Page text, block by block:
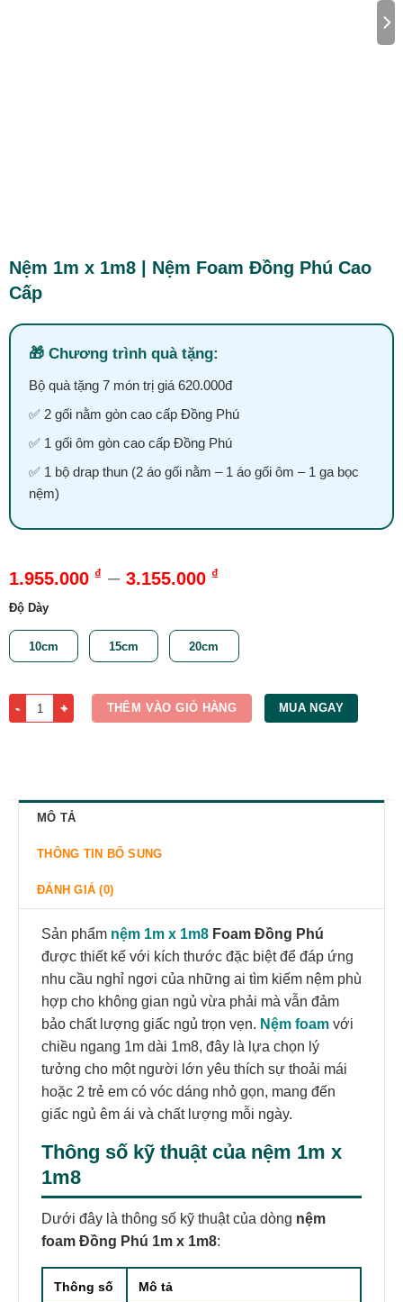
Nệm 1m x 1m8 | Nệm Foam Đồng Phú Cao
Cấp
Chương trình quà tặng:
Bộ quà tặng 7 món trị giá 620.000đ
✅ 2 gối nằm gòn cao cấp Đồng Phú
✅ 1 gối ôm gòn cao cấp Đồng Phú
✅ 1 bộ drap thun (2 áo gối nằm – 1 áo gối ôm – 1 ga bọc
nệm)
1.955.000 ₫ – 3.155.000 ₫
Độ Dày
10cm 15cm 20cm
Nệm 1m x 1m8 | Nệm Foam Đồng Phú Cao Cấp số lượng
THÊM VÀO GIỎ HÀNG MUA NGAY
MÔ TẢ
THÔNG TIN BỔ SUNG
ĐÁNH GIÁ (0)
Sản phẩm nệm 1m x 1m8 Foam Đồng Phú
được thiết kế với kích thước đặc biệt để đáp ứng
nhu cầu nghỉ ngơi của những ai tìm kiếm nệm phù
hợp cho không gian ngủ vừa phải mà vẫn đảm
bảo chất lượng giấc ngủ trọn vẹn. Nệm foam với
chiều ngang 1m dài 1m8, đây là lựa chọn lý
tưởng cho một người lớn yêu thích sự thoải mái
hoặc 2 trẻ em có vóc dáng nhỏ gọn, mang đến
giấc ngủ êm ái và chất lượng mỗi ngày.
Thông số kỹ thuật của nệm 1m x
1m8
Dưới đây là thông số kỹ thuật của dòng nệm
foam Đồng Phú 1m x 1m8:
Thông số Mô tả